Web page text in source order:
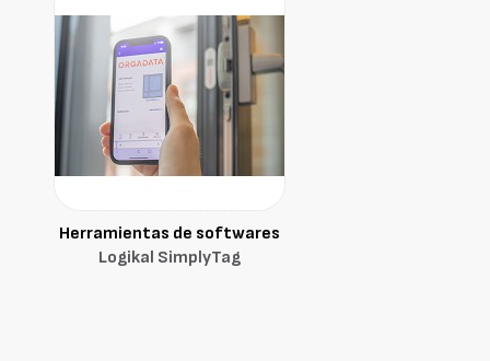
Herramientas de softwares
Logikal SimplyTag